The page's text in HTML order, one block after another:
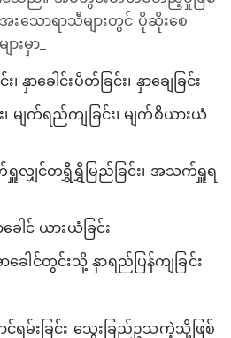
း​သောရာသီများတွင် ပိုဆိုးစေ
းမှာ_
ခေါင်းပိတ်ခြင်း၊ နှာချေခြင်း
၊ မျက်ရည်ကျခြင်း၊ မျက်စိယားယံ
က်ရှူလျှင်တရွှီရွှီမြည်ခြင်း၊ အသက်ရှူရ
ခေါင် ယားယံခြင်း
ေါင်တွင်းသို့ နှာရည်ပြန်ကျခြင်း
ရမ်းခြင်း သွေးခြည်ဥသကဲ့သို့ဖြစ်